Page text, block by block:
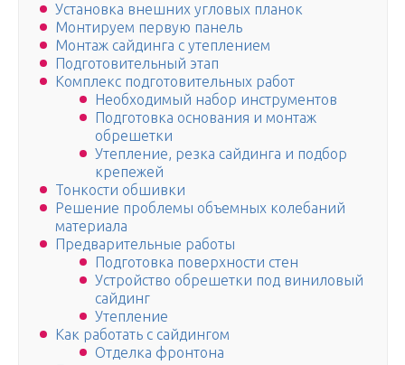
Установка внешних угловых планок
Монтируем первую панель
Монтаж сайдинга с утеплением
Подготовительный этап
Комплекс подготовительных работ
Необходимый набор инструментов
Подготовка основания и монтаж
обрешетки
Утепление, резка сайдинга и подбор
крепежей
Тонкости обшивки
Решение проблемы объемных колебаний
материала
Предварительные работы
Подготовка поверхности стен
Устройство обрешетки под виниловый
сайдинг
Утепление
Как работать с сайдингом
Отделка фронтона